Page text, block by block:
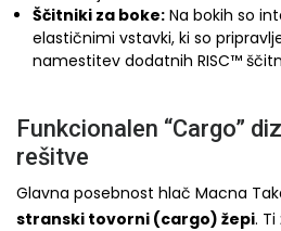
Ščitniki za boke: Na bokih so
elastičnimi vstavki, ki so
namestitev dodatnih RISC™
Funkcionalen “Cargo”
rešitve
Glavna posebnost hlač Macna
stranski tovorni (cargo) žepi.